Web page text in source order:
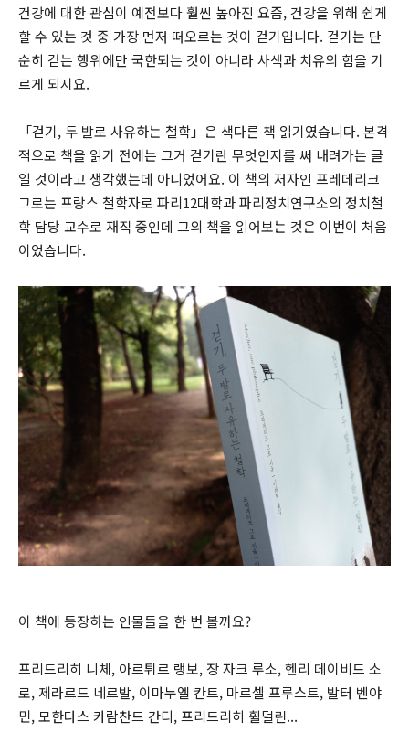
건강에 대한 관심이 예전보다 훨씬 높아진 요즘, 건강을 위해 쉽게
할 수 있는 것 중 가장 먼저 떠오르는 것이 걷기입니다. 걷기는 단
순히 걷는 행위에만 국한되는 것이 아니라 사색과 치유의 힘을 기
르게 되지요.
「걷기, 두 발로 사유하는 철학」은 색다른 책 읽기였습니다. 본격
적으로 책을 읽기 전에는 그거 걷기란 무엇인지를 써 내려가는 글
일 것이라고 생각했는데 아니었어요. 이 책의 저자인 프레데리크
그로는 프랑스 철학자로 파리12대학과 파리정치연구소의 정치철
학 담당 교수로 재직 중인데 그의 책을 읽어보는 것은 이번이 처음
이었습니다.
이 책에 등장하는 인물들을 한 번 볼까요?
프리드리히 니체, 아르튀르 랭보, 장 자크 루소, 헨리 데이비드 소
로, 제라르드 네르발, 이마누엘 칸트, 마르셀 프루스트, 발터 벤야
민, 모한다스 카람찬드 간디, 프리드리히 휠덜린...